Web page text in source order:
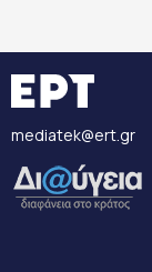
mediatek@ert.gr